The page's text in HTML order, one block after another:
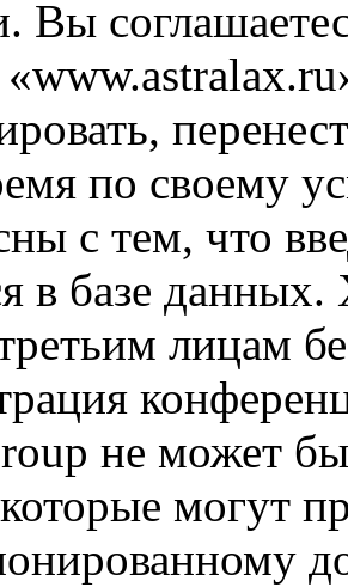
Вы
по своему
с тем, что
в базе
лицам
не может
могут